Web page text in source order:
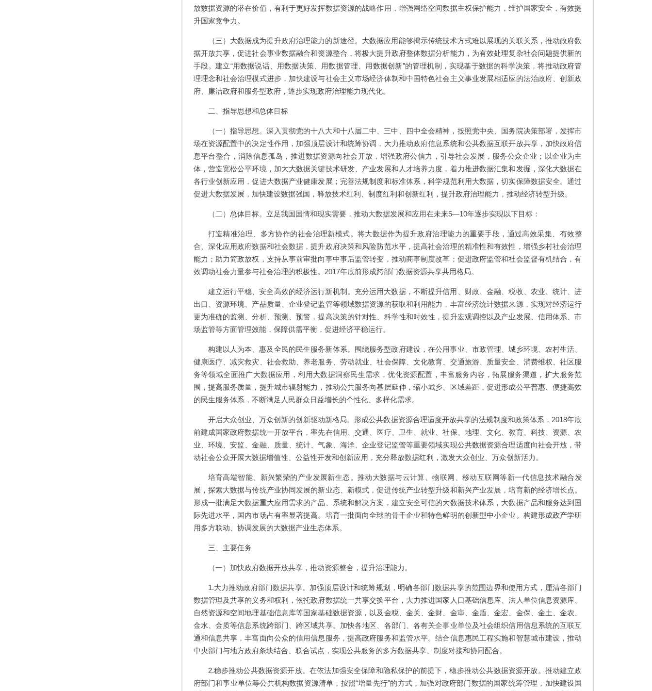
放数据资源的潜在价值，有利于更好发挥数据资源的战略作用，增强网络空间数据主权保护能力，维护国家安全，有效提
升国家竞争力。
（三）大数据成为提升政府治理能力的新途径。大数据应用能够揭示传统技术方式难以展现的关联关系，推动政府数
据开放共享，促进社会事业数据融合和资源整合，将极大提升政府整体数据分析能力，为有效处理复杂社会问题提供新的
手段。建立“用数据说话、用数据决策、用数据管理、用数据创新”的管理机制，实现基于数据的科学决策，将推动政府管
理理念和社会治理模式进步，加快建设与社会主义市场经济体制和中国特色社会主义事业发展相适应的法治政府、创新政
府、廉洁政府和服务型政府，逐步实现政府治理能力现代化。
二、指导思想和总体目标
（一）指导思想。深入贯彻党的十八大和十八届二中、三中、四中全会精神，按照党中央、国务院决策部署，发挥市
场在资源配置中的决定性作用，加强顶层设计和统筹协调，大力推动政府信息系统和公共数据互联开放共享，加快政府信
息平台整合，消除信息孤岛，推进数据资源向社会开放，增强政府公信力，引导社会发展，服务公众企业；以企业为主
体，营造宽松公平环境，加大大数据关键技术研发、产业发展和人才培养力度，着力推进数据汇集和发掘，深化大数据在
各行业创新应用，促进大数据产业健康发展；完善法规制度和标准体系，科学规范利用大数据，切实保障数据安全。通过
促进大数据发展，加快建设数据强国，释放技术红利、制度红利和创新红利，提升政府治理能力，推动经济转型升级。
（二）总体目标。立足我国国情和现实需要，推动大数据发展和应用在未来5—10年逐步实现以下目标：
打造精准治理、多方协作的社会治理新模式。将大数据作为提升政府治理能力的重要手段，通过高效采集、有效整
合、深化应用政府数据和社会数据，提升政府决策和风险防范水平，提高社会治理的精准性和有效性，增强乡村社会治理
能力；助力简政放权，支持从事前审批向事中事后监管转变，推动商事制度改革；促进政府监管和社会监督有机结合，有
效调动社会力量参与社会治理的积极性。2017年底前形成跨部门数据资源共享共用格局。
建立运行平稳、安全高效的经济运行新机制。充分运用大数据，不断提升信用、财政、金融、税收、农业、统计、进
出口、资源环境、产品质量、企业登记监管等领域数据资源的获取和利用能力，丰富经济统计数据来源，实现对经济运行
更为准确的监测、分析、预测、预警，提高决策的针对性、科学性和时效性，提升宏观调控以及产业发展、信用体系、市
场监管等方面管理效能，保障供需平衡，促进经济平稳运行。
构建以人为本、惠及全民的民生服务新体系。围绕服务型政府建设，在公用事业、市政管理、城乡环境、农村生活、
健康医疗、减灾救灾、社会救助、养老服务、劳动就业、社会保障、文化教育、交通旅游、质量安全、消费维权、社区服
务等领域全面推广大数据应用，利用大数据洞察民生需求，优化资源配置，丰富服务内容，拓展服务渠道，扩大服务范
围，提高服务质量，提升城市辐射能力，推动公共服务向基层延伸，缩小城乡、区域差距，促进形成公平普惠、便捷高效
的民生服务体系，不断满足人民群众日益增长的个性化、多样化需求。
开启大众创业、万众创新的创新驱动新格局。形成公共数据资源合理适度开放共享的法规制度和政策体系，2018年底
前建成国家政府数据统一开放平台，率先在信用、交通、医疗、卫生、就业、社保、地理、文化、教育、科技、资源、农
业、环境、安监、金融、质量、统计、气象、海洋、企业登记监管等重要领域实现公共数据资源合理适度向社会开放，带
动社会公众开展大数据增值性、公益性开发和创新应用，充分释放数据红利，激发大众创业、万众创新活力。
培育高端智能、新兴繁荣的产业发展新生态。推动大数据与云计算、物联网、移动互联网等新一代信息技术融合发
展，探索大数据与传统产业协同发展的新业态、新模式，促进传统产业转型升级和新兴产业发展，培育新的经济增长点。
形成一批满足大数据重大应用需求的产品、系统和解决方案，建立安全可信的大数据技术体系，大数据产品和服务达到国
际先进水平，国内市场占有率显著提高。培育一批面向全球的骨干企业和特色鲜明的创新型中小企业。构建形成政产学研
用多方联动、协调发展的大数据产业生态体系。
三、主要任务
（一）加快政府数据开放共享，推动资源整合，提升治理能力。
1.大力推动政府部门数据共享。加强顶层设计和统筹规划，明确各部门数据共享的范围边界和使用方式，厘清各部门
数据管理及共享的义务和权利，依托政府数据统一共享交换平台，大力推进国家人口基础信息库、法人单位信息资源库、
自然资源和空间地理基础信息库等国家基础数据资源，以及金税、金关、金财、金审、金盾、金宏、金保、金土、金农、
金水、金质等信息系统跨部门、跨区域共享。加快各地区、各部门、各有关企事业单位及社会组织信用信息系统的互联互
通和信息共享，丰富面向公众的信用信息服务，提高政府服务和监管水平。结合信息惠民工程实施和智慧城市建设，推动
中央部门与地方政府条块结合、联合试点，实现公共服务的多方数据共享、制度对接和协同配合。
2.稳步推动公共数据资源开放。在依法加强安全保障和隐私保护的前提下，稳步推动公共数据资源开放。推动建立政
府部门和事业单位等公共机构数据资源清单，按照“增量先行”的方式，加强对政府部门数据的国家统筹管理，加快建设国